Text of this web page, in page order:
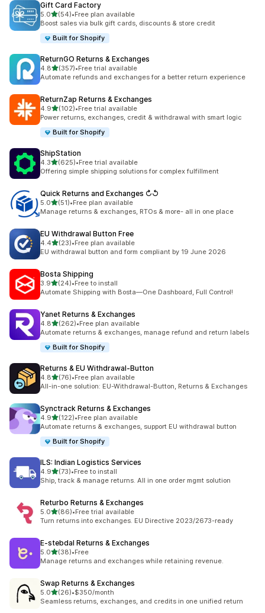
Gift Card Factory
5.0별 5개 중
(54)
총 리뷰 54개
•Free plan available
Boost sales via bulk gift cards, discounts & store credit
Built for Shopify
ReturnGO Returns & Exchanges
4.8별 5개 중
(357)
총 리뷰 357개
•Free trial available
Automate refunds and exchanges for a better return experience
ReturnZap Returns & Exchanges
4.9별 5개 중
(102)
총 리뷰 102개
•Free trial available
Power returns, exchanges, credit & withdrawal with smart logic
Built for Shopify
ShipStation
4.3별 5개 중
(625)
총 리뷰 625개
•Free trial available
Offering simple shipping solutions for complex fulfillment
Quick Returns and Exchanges ↻↺
5.0별 5개 중
(51)
총 리뷰 51개
•Free plan available
Manage returns & exchanges, RTOs & more- all in one place
EU Withdrawal Button Free
4.4별 5개 중
(23)
총 리뷰 23개
•Free plan available
EU withdrawal button and form compliant by 19 June 2026
Bosta Shipping
3.9별 5개 중
(24)
총 리뷰 24개
•Free to install
Automate Shipping with Bosta—One Dashboard, Full Control!
Yanet Returns & Exchanges
4.8별 5개 중
(262)
총 리뷰 262개
•Free plan available
Automate returns & exchanges, manage refund and return labels
Built for Shopify
Returns & EU Withdrawal‑Button
4.8별 5개 중
(76)
총 리뷰 76개
•Free plan available
All-in-one solution: EU-Withdrawal-Button, Returns & Exchanges
Synctrack Returns & Exchanges
4.9별 5개 중
(122)
총 리뷰 122개
•Free plan available
Automate returns & exchanges, support EU withdrawal button
Built for Shopify
ILS: Indian Logistics Services
4.9별 5개 중
(73)
총 리뷰 73개
•Free to install
Ship, track & manage returns. All in one order mgmt solution
Returbo Returns & Exchanges
5.0별 5개 중
(86)
총 리뷰 86개
•Free trial available
Turn returns into exchanges. EU Directive 2023/2673-ready
E‑stebdal Returns & Exchanges
5.0별 5개 중
(38)
총 리뷰 38개
•Free
Manage returns and exchanges while retaining revenue.
Swap Returns & Exchanges
5.0별 5개 중
(26)
총 리뷰 26개
•$350/month
Seamless returns, exchanges, and credits in one unified return